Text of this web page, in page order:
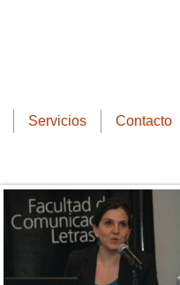
Servicios Contacto